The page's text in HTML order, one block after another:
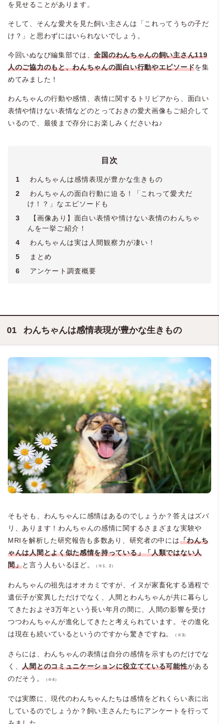
を見せることがあります。
そして、そんな愛犬を見た飼い主さんは「これってうちの子だ
け？」と思わずにはいられないでしょう。
今回いぬなび編集部では、全国のわんちゃんの飼い主さん119
人のご協力のもと、わんちゃんの面白い行動やエピソードを集
めてみました！
わんちゃんの行動や感情、表情に関するトリビアから、面白い
表情や情けない表情などのとっておきの愛犬画像もご紹介して
いるので、最後まで存分にお楽しみくださいね♪
目次
1
わんちゃんは感情表現が豊かな生きもの
2
わんちゃんの面白行動に迫る！「これって愛犬だ
け！？」なエピソードも
3
【画像あり】面白い表情や情けない表情のわんちゃ
んを一挙ご紹介！
4
わんちゃんは実は人間観察力が凄い！
5
まとめ
6
アンケート調査概要
わんちゃんは感情表現が豊かな生きもの
そもそも、わんちゃんに感情はあるのでしょうか？答えはズバ
リ、あります！わんちゃんの感情に関するさまざまな実験や
MRIを解析した研究報告も多数あり、研究者の中には「わんち
ゃんは人間とよく似た感情を持っている」「人類ではない人
間」と言う人もいるほど。 （※1、2）
わんちゃんの祖先はオオカミですが、イヌが家畜化する過程で
遺伝子が変異しただけでなく、人間とわんちゃんが共に暮らし
てきたおよそ3万年という長い年月の間に、人間の影響を受け
つつわんちゃんが進化してきたと考えられています。その進化
は現在も続いているというのですから驚きですね。
（※3）
さらには、わんちゃんの表情は自分の感情を示すものだけでな
く、人間とのコミュニケーションに役立てている可能性がある
のだそう。
（※4）
では実際に、現代のわんちゃんたちは感情をどれくらい表に出
しているのでしょうか？飼い主さんたちにアンケートを行って